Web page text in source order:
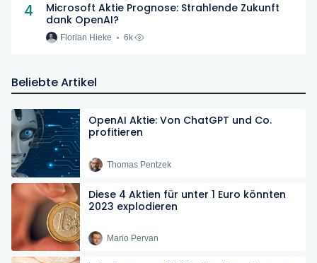
4
Microsoft Aktie Prognose: Strahlende Zukunft
dank OpenAI?
Florian Hieke 6k
Beliebte Artikel
OpenAI Aktie: Von ChatGPT und Co.
profitieren
Thomas Pentzek
Diese 4 Aktien für unter 1 Euro könnten
2023 explodieren
Mario Pervan